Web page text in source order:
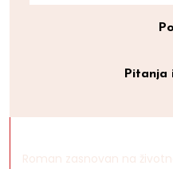
Pitanja
Roman zasnovan na